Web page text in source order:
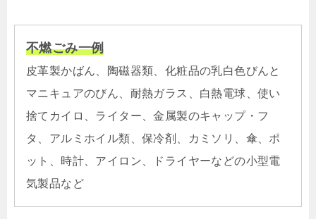
不燃ごみ一例
皮革製かばん、陶磁器類、化粧品の乳白色びんと
マニキュアのびん、耐熱ガラス、白熱電球、使い
捨てカイロ、ライター、金属製のキャップ・フ
タ、アルミホイル類、保冷剤、カミソリ、傘、ポ
ット、時計、アイロン、ドライヤーなどの小型電
気製品など